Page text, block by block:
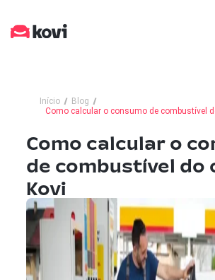
Início
Blog
Como calcular o consumo de combustível
Como calcular o
de combustível do
Kovi